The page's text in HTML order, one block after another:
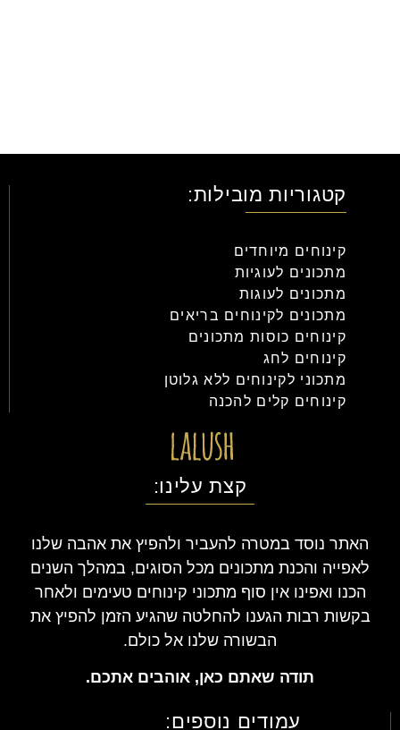
קטגוריות מובילות:
קינוחים מיוחדים
מתכונים לעוגיות
מתכונים לעוגות
מתכונים לקינוחים בריאים
קינוחים כוסות מתכונים
קינוחים לחג
מתכוני לקינוחים ללא גלוטן
קינוחים קלים להכנה
קצת עלינו:
האתר נוסד במטרה להעביר ולהפיץ את אהבה שלנו
לאפייה והכנת מתכונים מכל הסוגים, במהלך השנים
הכנו ואפינו אין סוף מתכוני קינוחים טעימים ולאחר
בקשות רבות הגענו להחלטה שהגיע הזמן להפיץ את
הבשורה שלנו אל כולם.
תודה שאתם כאן, אוהבים אתכם.
עמודים נוספים: